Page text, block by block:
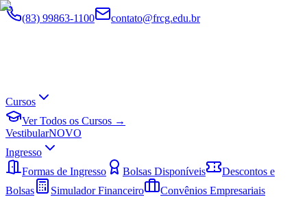
(83) 99863-1100 contato@frcg.edu.br
Cursos
Ver Todos os Cursos →
VestibularNOVO
Ingresso
Formas de Ingresso
Bolsas Disponíveis
Descontos e
Bolsas
Simulador Financeiro
Convênios Empresariais